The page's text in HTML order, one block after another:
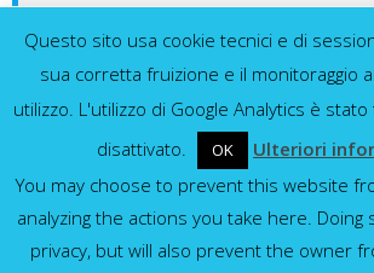
Dati in tempo reale dalla
sensori
Idrometri
Questo sito usa cookie tecnici e di
sua corretta fruizione e il monitoraggio
utilizzo. L'utilizzo di Google Analytics è
disattivato.
OK
Ulteriori
You may choose to prevent this website
analyzing the actions you take here.
privacy, but will also prevent the owner